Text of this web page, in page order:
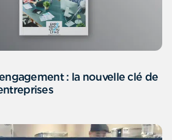
: la nouvelle clé de